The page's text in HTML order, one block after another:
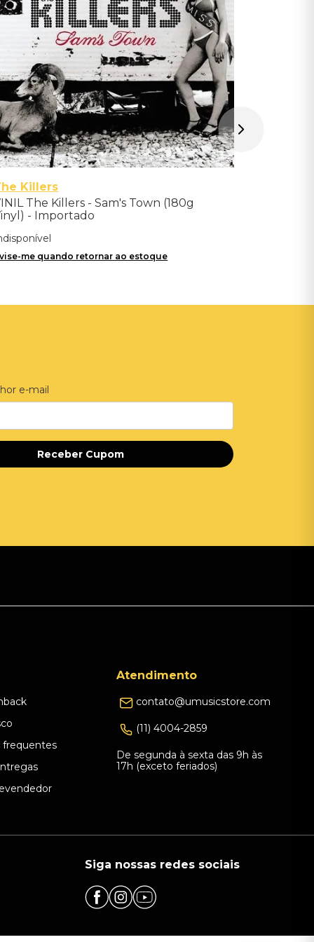
Killers
The Killers - Sam's Town (180g
- Importado
me quando retornar ao estoque
e-mail
Receber Cupom
frequentes
Atendimento
contato@umusicstore.com
(11) 4004-2859
De segunda à sexta das 9h às
17h (exceto feriados)
Siga nossas redes sociais